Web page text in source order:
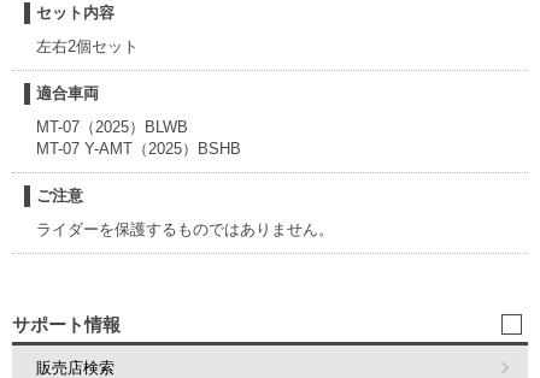
セット内容
左右2個セット
適合車両
MT-07（2025）BLWB
MT-07 Y-AMT（2025）BSHB
ご注意
ライダーを保護するものではありません。
サポート情報
販売店検索